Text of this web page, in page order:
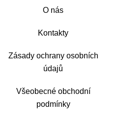
O nás
Kontakty
Zásady ochrany osobních
údajů
Všeobecné obchodní
podmínky